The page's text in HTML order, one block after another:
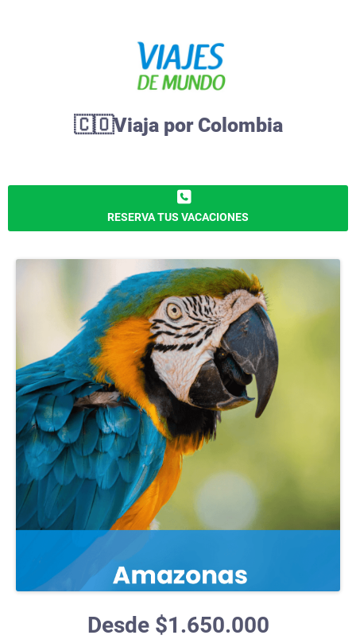
🇨🇴Viaja por Colombia
RESERVA TUS VACACIONES
Desde $1.650.000